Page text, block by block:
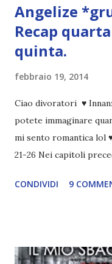
Angelize
Recap
quinta.
febbraio 19, 2014
Ciao divoratori ♥
potete immaginare
mi sento romantica lol
21-26 Nei capitoli
incontrano e Hesediel
angelo puro, Elemiah.
CONDIVIDI 9